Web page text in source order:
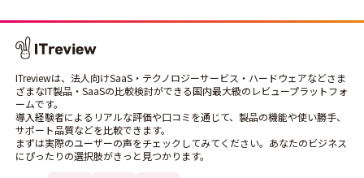
ITreviewは、法人向けSaaS・テクノロジーサービス・ハードウェアなどさま
ざまなIT製品・SaaSの比較検討ができる国内最大級のレビュープラットフォ
ームです。
導入経験者によるリアルな評価や口コミを通じて、製品の機能や使い勝手、
サポート品質などを比較できます。
まずは実際のユーザーの声をチェックしてみてください。あなたのビジネス
にぴったりの選択肢がきっと見つかります。